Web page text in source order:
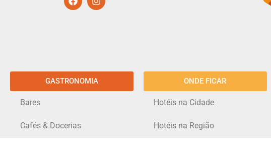
GASTRONOMIA
Bares
Cafés & Docerias
ONDE FICAR
Hotéis na Cidade
Hotéis na Região